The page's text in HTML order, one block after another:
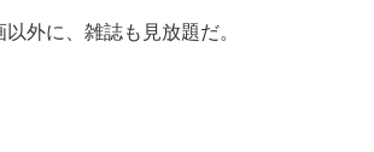
外に、雑誌も見放題だ。